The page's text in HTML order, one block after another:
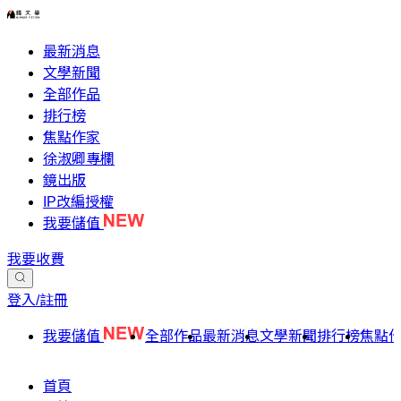
最新消息
文學新聞
全部作品
排行榜
焦點作家
徐淑卿專欄
鏡出版
IP改編授權
我要儲值
我要收費
登入/註冊
我要儲值 全部作品最新消息文學新聞排行榜焦點
首頁